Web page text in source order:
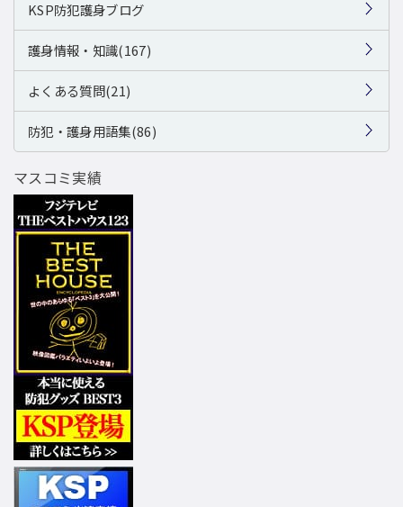
KSP防犯護身ブログ
護身情報・知識(167)
よくある質問(21)
防犯・護身用語集(86)
マスコミ実績